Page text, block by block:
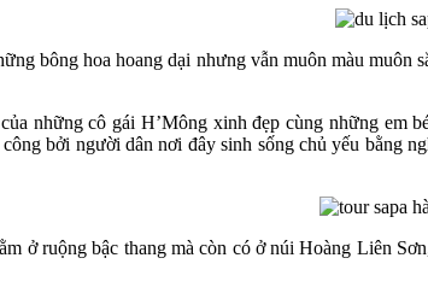
bông hoa hoang dại nhưng vẫn muôn màu
những cô gái H’Mông xinh đẹp cùng những
bởi người dân nơi đây sinh sống chủ yếu bằng
ở ruộng bậc thang mà còn có ở núi Hoàng Liên